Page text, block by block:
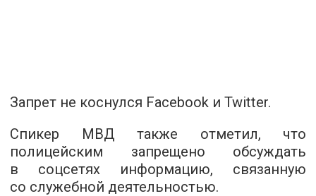
Запрет не коснулся Facebook и Twitter.
Спикер МВД также отметил, что
полицейским запрещено обсуждать
в соцсетях информацию, связанную
со служебной деятельностью.